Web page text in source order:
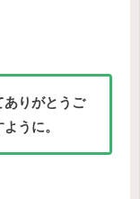
ありがとうご
うに。